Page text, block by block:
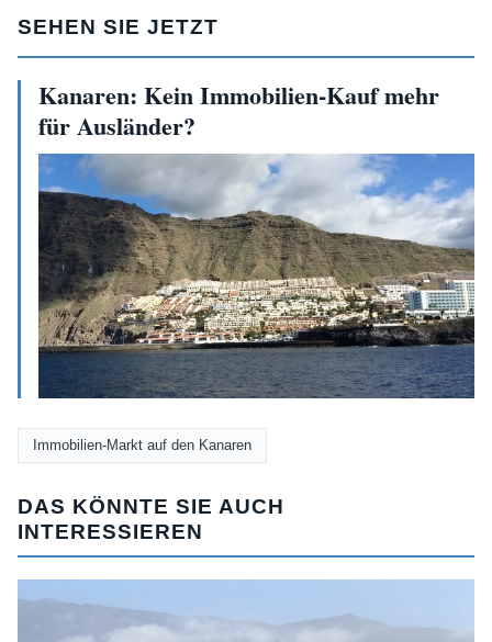
SEHEN SIE JETZT
Kanaren: Kein Immobilien-Kauf mehr
für Ausländer?
Immobilien-Markt auf den Kanaren
DAS KÖNNTE SIE AUCH
INTERESSIEREN